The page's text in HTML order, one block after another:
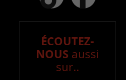
ÉCOUTEZ-
NOUS aussi
sur..